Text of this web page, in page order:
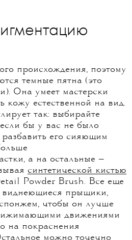
происхождения, поэтому
темные пятна (это
Она умеет мастерски
кожу естественной на вид.
так: выбирайте
бы у вас не было
его сияющим
а на остальные —
синтетической кистью
Powder Brush. Все еще
прыщики,
чтобы он лучше
движениями
на покраснения
можно точечно